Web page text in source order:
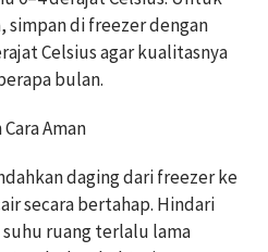
simpan di freezer dengan
Celsius agar kualitasnya
bulan.
Aman
daging dari freezer ke
secara bertahap. Hindari
ruang terlalu lama